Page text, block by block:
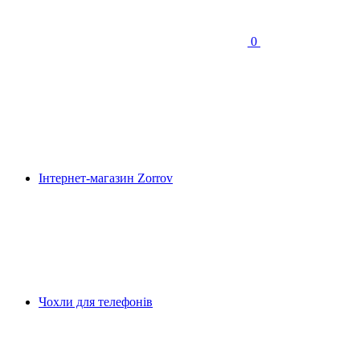
0
Інтернет-магазин Zorrov
Чохли для телефонів